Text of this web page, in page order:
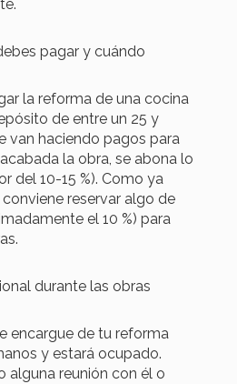
pagar y cuándo
la reforma de una cocina
de entre un 25 y
van haciendo pagos para
la obra, se abona lo
del 10-15 %). Como ya
reservar algo de
el 10 %) para
durante las obras
encargue de tu reforma
y estará ocupado.
alguna reunión con él o